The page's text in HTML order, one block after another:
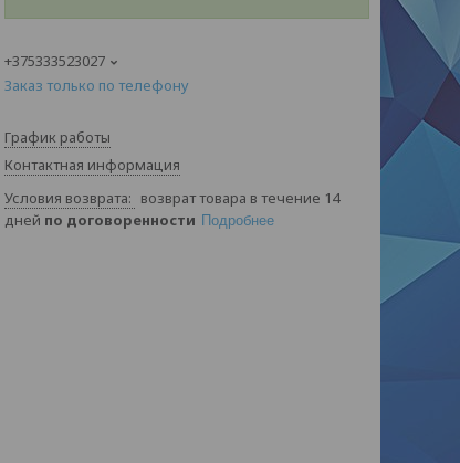
+375333523027
Заказ только по телефону
График работы
Контактная информация
возврат товара в течение 14
дней по договоренности Подробнее